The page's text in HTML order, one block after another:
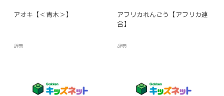
アオキ【＜青木＞】
辞典
アフリカれんごう【アフリカ連
合】
辞典